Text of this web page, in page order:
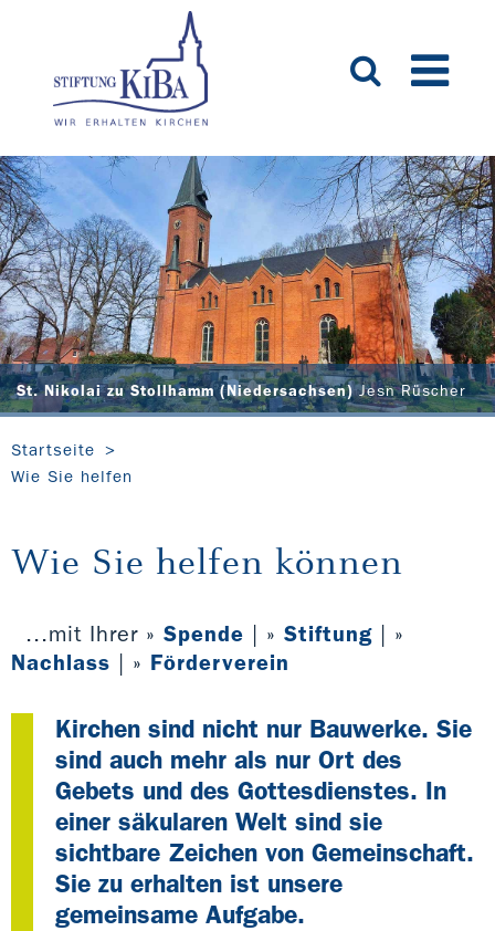
St. Nikolai zu Stollhamm (Niedersachsen)Jesn Rüscher
Startseite
Wie Sie helfen
Wie Sie helfen können
...mit Ihrer » Spende | » Stiftung | »
Nachlass | » Förderverein
Kirchen sind nicht nur Bauwerke. Sie
sind auch mehr als nur Ort des
Gebets und des Gottesdienstes. In
einer säkularen Welt sind sie
sichtbare Zeichen von Gemeinschaft.
Sie zu erhalten ist unsere
gemeinsame Aufgabe.